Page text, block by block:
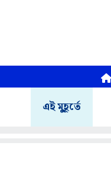
এই মুহূর্তে